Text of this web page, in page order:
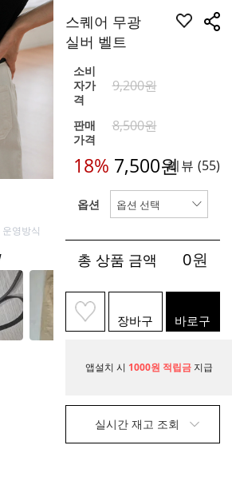
스퀘어 무광
실버 벨트
소비
자가
격
9,200원
판매
가격
8,500원
18% 7,500원
리뷰 (55)
옵션
총 상품 금액 0원
장바구
니
바로구
매
앱설치 시 1000원 적립금 지급
실시간 재고 조회